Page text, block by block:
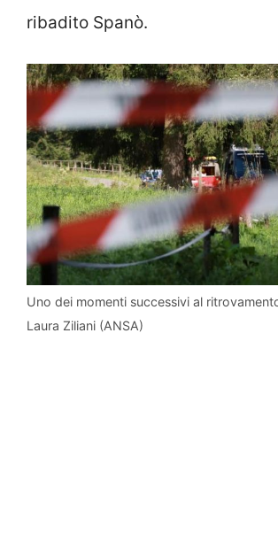
ribadito Spanò.
Uno dei momenti successivi al
Laura Ziliani (ANSA)